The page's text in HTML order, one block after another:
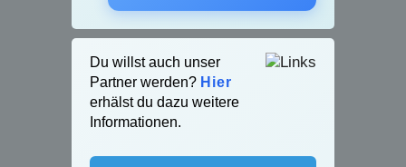
Du willst auch unser
Partner werden? Hier
erhälst du dazu weitere
Informationen.